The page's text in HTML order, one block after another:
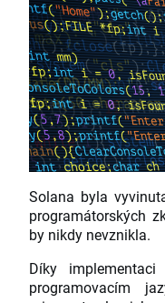
Solana byla
programátorských
by nikdy nevznikla.
Díky
programovacím